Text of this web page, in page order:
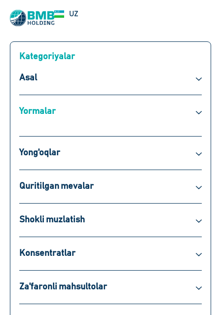
UZ
RU
Kategoriyalar
Asal
Yormalar
Yong'oqlar
Quritilgan mevalar
Shokli muzlatish
Konsentratlar
Za'faronli mahsultolar